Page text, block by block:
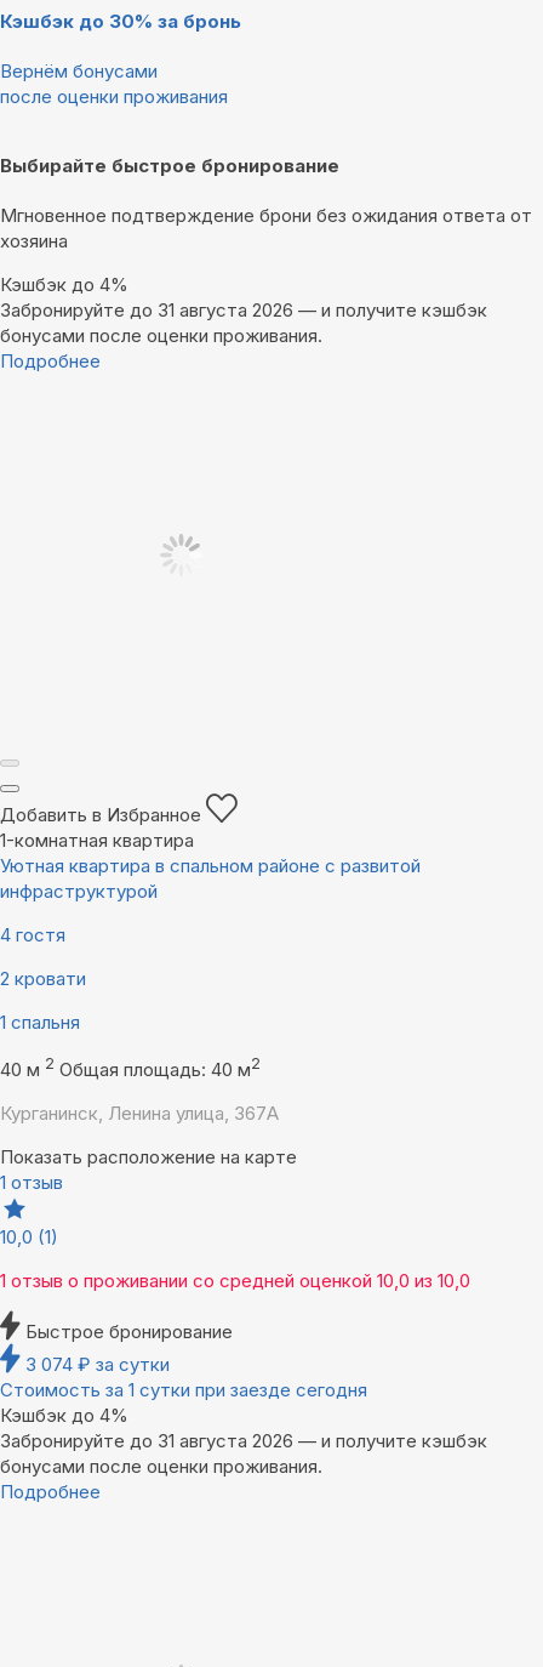
Кэшбэк до 30% за бронь
Вернём бонусами
после оценки проживания
Выбирайте быстрое бронирование
Мгновенное подтверждение брони без ожидания ответа от
хозяина
Кэшбэк до 4%
Забронируйте до 31 августа 2026 — и получите кэшбэк
бонусами после оценки проживания.
Подробнее
Добавить в Избранное
1-комнатная квартира
Уютная квартира в спальном районе с развитой
инфраструктурой
4 гостя
2 кровати
1 спальня
40 м 2 Общая площадь: 40 м2
Курганинск, Ленина улица, 367А
Показать расположение на карте
1 отзыв
10,0 (1)
1 отзыв о проживании со средней оценкой 10,0 из 10,0
Быстрое бронирование
3 074 ₽ за сутки
Стоимость за 1 сутки при заезде сегодня
Кэшбэк до 4%
Забронируйте до 31 августа 2026 — и получите кэшбэк
бонусами после оценки проживания.
Подробнее